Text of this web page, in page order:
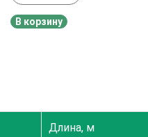
В корзину
Длина, м